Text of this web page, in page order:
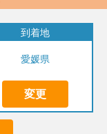
到着地
愛媛県
変更